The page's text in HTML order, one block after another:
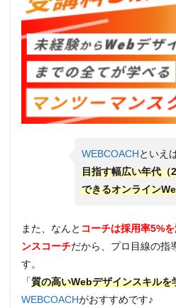
WEBCOACHといえ
目指す幅広い年代（
できるオンライン
また、なんと コーチは採用率5%
ンスコーチだから、プロ目線の指
す。
「質の高いWebデザインスキルを
WEBCOACHがおすすめです♪